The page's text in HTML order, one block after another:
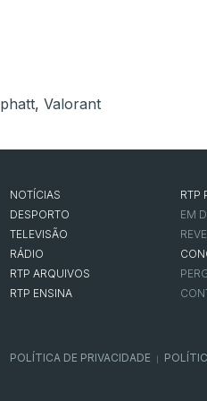
phatt, Valorant
NOTÍCIAS
DESPORTO
TELEVISÃO
RÁDIO
RTP ARQUIVOS
RTP ENSINA
RTP
EM
POLÍTICA DE PRIVACIDADE